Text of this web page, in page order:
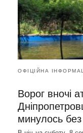
ОФІЦІЙНА
Ворог вночі
минулось